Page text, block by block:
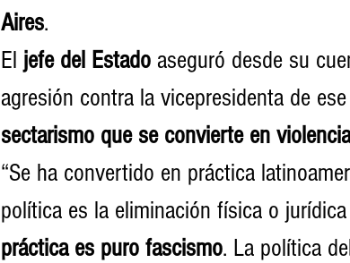
Aires.
El jefe del Estado aseguró desde su
agresión contra la vicepresidenta de
sectarismo que se convierte en
“Se ha convertido en práctica
política es la eliminación física o
práctica es puro fascismo. La política